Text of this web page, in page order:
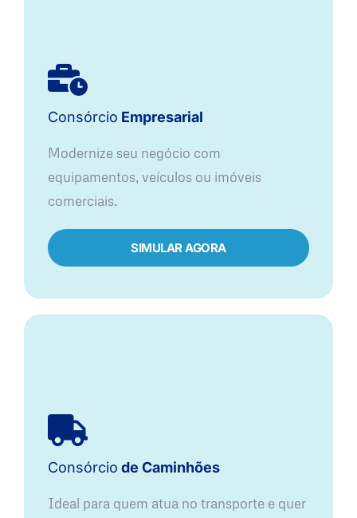
Consórcio Empresarial
Modernize seu negócio com
equipamentos, veículos ou imóveis
comerciais.
SIMULAR AGORA
Consórcio de Caminhões
Ideal para quem atua no transporte e quer